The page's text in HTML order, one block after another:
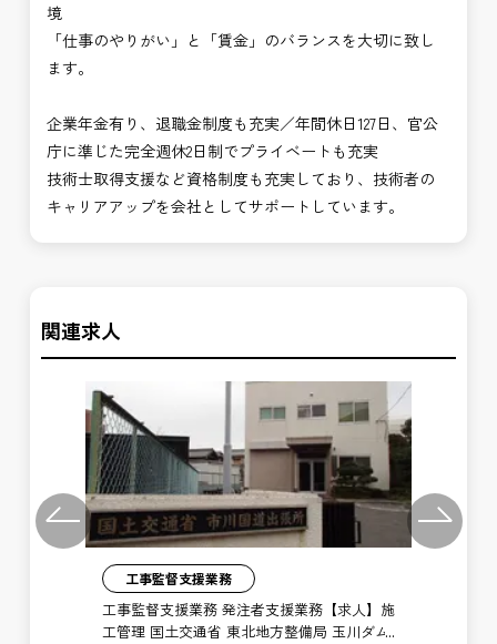
境
「仕事のやりがい」と「賃金」のバランスを大切に致し
ます。
企業年金有り、退職金制度も充実／年間休日127日、官公
庁に準じた完全週休2日制でプライベートも充実
技術士取得支援など資格制度も充実しており、技術者の
キャリアアップを会社としてサポートしています。
関連求人
Previous
工事監督支援業務
工事監督支援業務 発注者支援業務【求人】施
工管理 国土交通省 東北地方整備局 玉川ダム
Next